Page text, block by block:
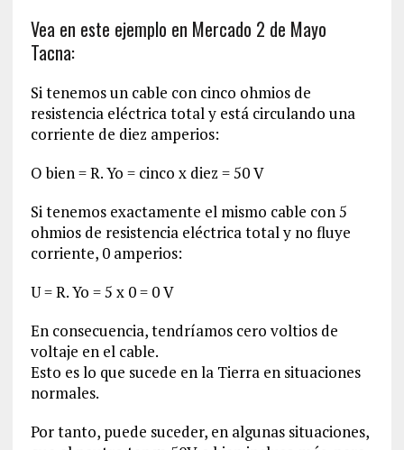
Vea en este ejemplo en Mercado 2 de Mayo
Tacna:
Si tenemos un cable con cinco ohmios de
resistencia eléctrica total y está circulando una
corriente de diez amperios:
O bien = R. Yo = cinco x diez = 50 V
Si tenemos exactamente el mismo cable con 5
ohmios de resistencia eléctrica total y no fluye
corriente, 0 amperios:
U = R. Yo = 5 x 0 = 0 V
En consecuencia, tendríamos cero voltios de
voltaje en el cable.
Esto es lo que sucede en la Tierra en situaciones
normales.
Por tanto, puede suceder, en algunas situaciones,